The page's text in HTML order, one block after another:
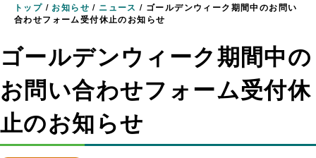
トップ / お知らせ / ニュース / ゴールデンウィーク期間中のお問い
合わせフォーム受付休止のお知らせ
ゴールデンウィーク期間中の
お問い合わせフォーム受付休
止のお知らせ